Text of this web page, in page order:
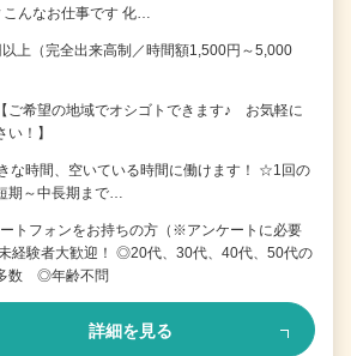
んなお仕事です 化…
上（完全出来高制／時間額1,500円～5,000
ご希望の地域でオシゴトできます♪ お気軽に
い！】
な時間、空いている時間に働けます！ ☆1回の
期～中長期まで…
トフォンをお持ちの方（※アンケートに必要
経験者大歓迎！ ◎20代、30代、40代、50代の
数 ◎年齢不問
詳細を見る